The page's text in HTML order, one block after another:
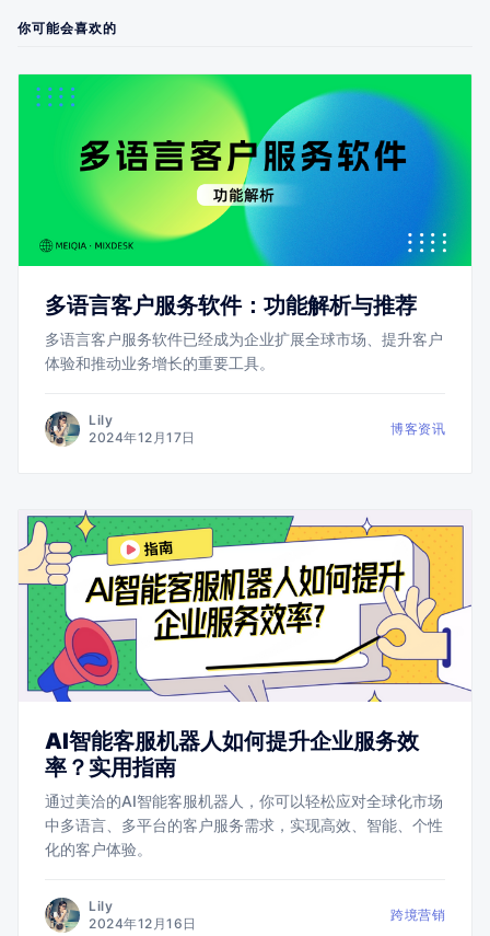
你可能会喜欢的
多语言客户服务软件：功能解析与推荐
多语言客户服务软件已经成为企业扩展全球市场、提升客户
体验和推动业务增长的重要工具。
Lily
2024年12月17日
博客资讯
AI智能客服机器人如何提升企业服务效
率？实用指南
通过美洽的AI智能客服机器人，你可以轻松应对全球化市场
中多语言、多平台的客户服务需求，实现高效、智能、个性
化的客户体验。
Lily
2024年12月16日
跨境营销